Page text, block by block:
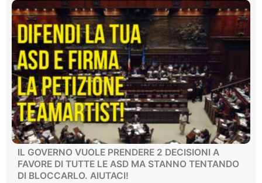
IL GOVERNO VUOLE PRENDERE 2 DECISIONI A
FAVORE DI TUTTE LE ASD MA STANNO TENTANDO
DI BLOCCARLO. AIUTACI!